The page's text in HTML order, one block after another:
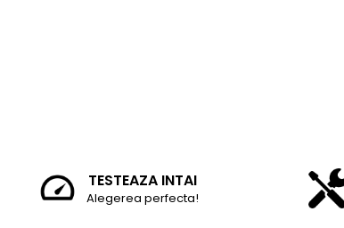
TESTEAZA INTAI
Alegerea perfecta!